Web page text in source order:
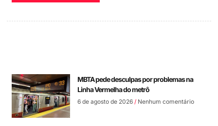
MBTA pede desculpas por problemas na
Linha Vermelha do metrô
6 de agosto de 2026 Nenhum comentário